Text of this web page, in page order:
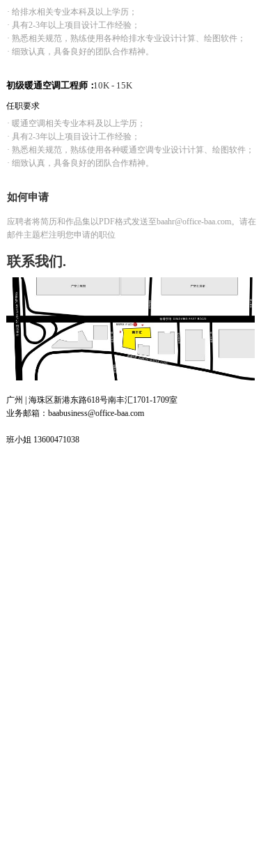
· 给排水相关专业本科及以上学历；
· 具有2-3年以上项目设计工作经验；
· 熟悉相关规范，熟练使用各种给排水专业设计计算、绘图软件；
· 细致认真，具备良好的团队合作精神。
· 暖通空调相关专业本科及以上学历；
· 具有2-3年以上项目设计工作经验；
· 熟悉相关规范，熟练使用各种暖通空调专业设计计算、绘图软件；
· 细致认真，具备良好的团队合作精神。
任职要求
初级暖通空调工程师：10K - 15K
如何申请
应聘者将简历和作品集以PDF格式发送至baahr@office-baa.com。请在
邮件主题栏注明您申请的职位
联系我们.
广州 | 海珠区新港东路618号南丰汇1701-1709室
业务邮箱：baabusiness@office-baa.com
班小姐 13600471038